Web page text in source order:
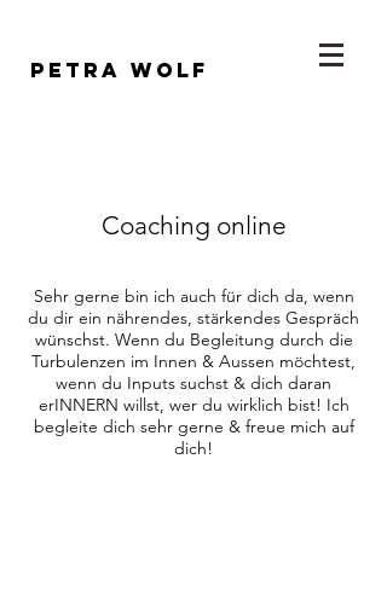
Petra wolf
Coaching online
Sehr gerne bin ich auch für dich da, wenn
du dir ein nährendes, stärkendes Gespräch
wünschst. Wenn du Begleitung durch die
Turbulenzen im Innen & Aussen möchtest,
wenn du Inputs suchst & dich daran
erINNERN willst, wer du wirklich bist! Ich
begleite dich sehr gerne & freue mich auf
dich!